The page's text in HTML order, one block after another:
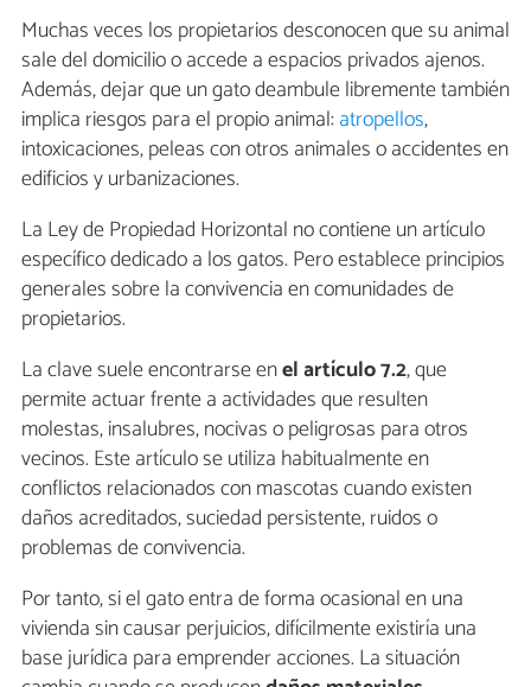
Muchas veces los propietarios desconocen que su animal
sale del domicilio o accede a espacios privados ajenos.
Además, dejar que un gato deambule libremente también
implica riesgos para el propio animal:atropellos,
intoxicaciones, peleas con otros animales o accidentes en
edificios y urbanizaciones.
La Ley de Propiedad Horizontal no contiene un artículo
específico dedicado a los gatos. Pero establece principios
generales sobre la convivencia en comunidades de
propietarios.
La clave suele encontrarse enel artículo 7.2, que
permite actuar frente a actividades que resulten
molestas, insalubres, nocivas o peligrosas para otros
vecinos. Este artículo se utiliza habitualmente en
conflictos relacionados con mascotas cuando existen
daños acreditados, suciedad persistente, ruidos o
problemas de convivencia.
Por tanto, si el gato entra de forma ocasional en una
vivienda sin causar perjuicios, difícilmente existiría una
base jurídica para emprender acciones. La situación